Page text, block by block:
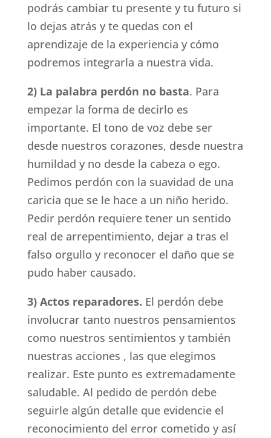
podrás cambiar tu presente y tu futuro si
lo dejas atrás y te quedas con el
aprendizaje de la experiencia y cómo
podremos integrarla a nuestra vida.
2) La palabra perdón no basta. Para
empezar la forma de decirlo es
importante. El tono de voz debe ser
desde nuestros corazones, desde nuestra
humildad y no desde la cabeza o ego.
Pedimos perdón con la suavidad de una
caricia que se le hace a un niño herido.
Pedir perdón requiere tener un sentido
real de arrepentimiento, dejar a tras el
falso orgullo y reconocer el daño que se
pudo haber causado.
3) Actos reparadores. El perdón debe
involucrar tanto nuestros pensamientos
como nuestros sentimientos y también
nuestras acciones , las que elegimos
realizar. Este punto es extremadamente
saludable. Al pedido de perdón debe
seguirle algún detalle que evidencie el
reconocimiento del error cometido y así